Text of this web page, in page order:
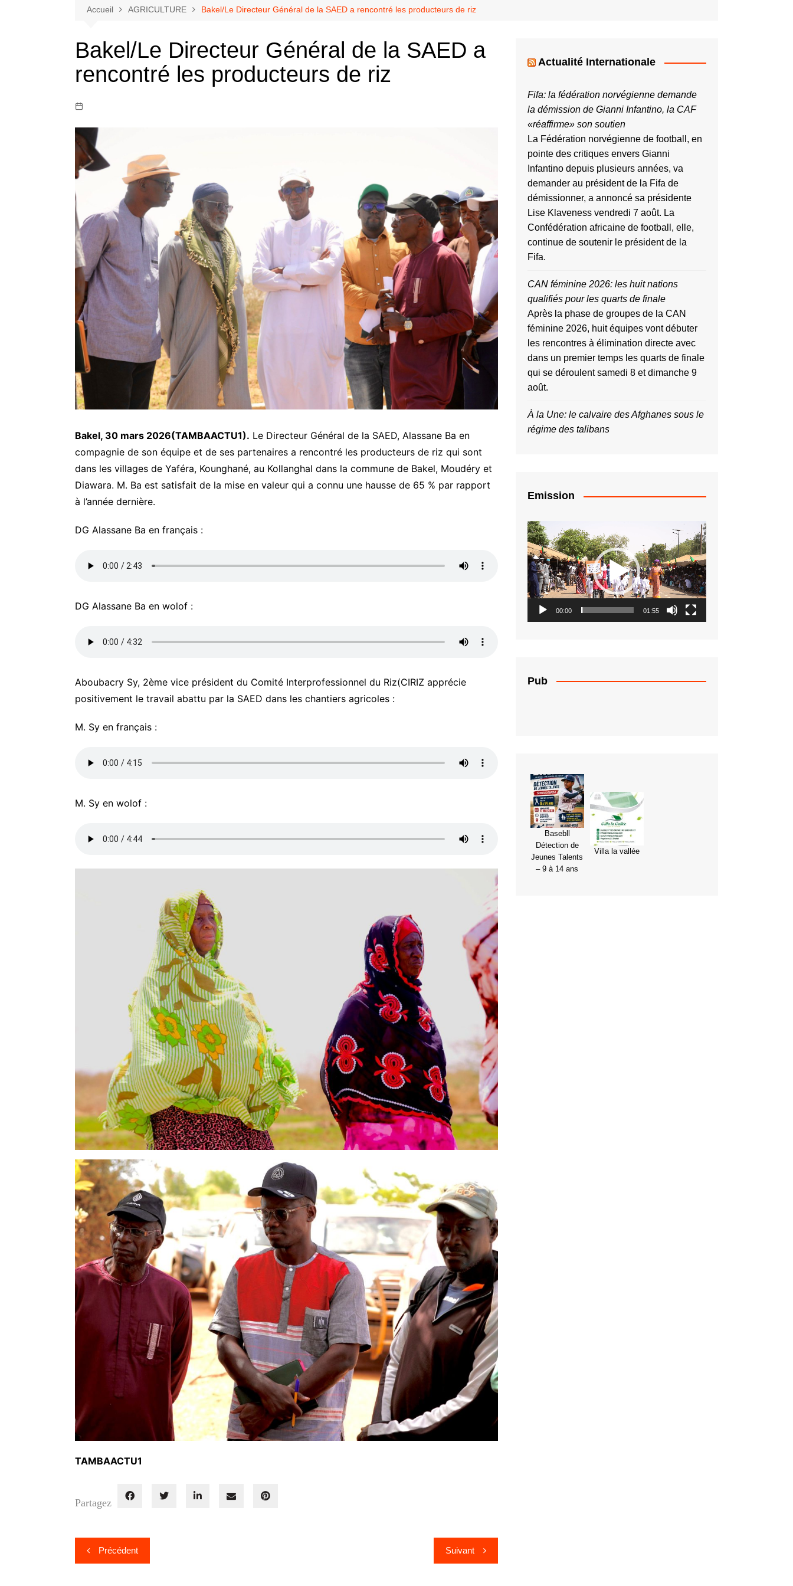
Accueil AGRICULTURE Bakel/Le Directeur Général de la SAED a rencontré les producteurs de riz
Bakel/Le Directeur Général de la SAED a
rencontré les producteurs de riz
Bakel, 30 mars 2026(TAMBAACTU1). Le Directeur Général de la SAED, Alassane Ba en
compagnie de son équipe et de ses partenaires a rencontré les producteurs de riz qui sont
dans les villages de Yaféra, Kounghané, au Kollanghal dans la commune de Bakel, Moudéry et
Diawara. M. Ba est satisfait de la mise en valeur qui a connu une hausse de 65 % par rapport
à l’année dernière.
DG Alassane Ba en français :
DG Alassane Ba en wolof :
Aboubacry Sy, 2ème vice président du Comité Interprofessionnel du Riz(CIRIZ apprécie
positivement le travail abattu par la SAED dans les chantiers agricoles :
M. Sy en français :
M. Sy en wolof :
TAMBAACTU1
Partagez
Navigation
de
Précédent Suivant
Actualité Internationale
Fifa: la fédération norvégienne demande
la démission de Gianni Infantino, la CAF
«réaffirme» son soutien
La Fédération norvégienne de football, en
pointe des critiques envers Gianni
Infantino depuis plusieurs années, va
demander au président de la Fifa de
démissionner, a annoncé sa présidente
Lise Klaveness vendredi 7 août. La
Confédération africaine de football, elle,
continue de soutenir le président de la
Fifa.
CAN féminine 2026: les huit nations
qualifiés pour les quarts de finale
Après la phase de groupes de la CAN
féminine 2026, huit équipes vont débuter
les rencontres à élimination directe avec
dans un premier temps les quarts de finale
qui se déroulent samedi 8 et dimanche 9
août.
À la Une: le calvaire des Afghanes sous le
régime des talibans
Emission
Lecteur
vidéo
00:00 01:55
Pub
Basebll
Détection de
Jeunes Talents
– 9 à 14 ans
Villa la vallée